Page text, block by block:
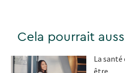
Cela pourrait
La
être.